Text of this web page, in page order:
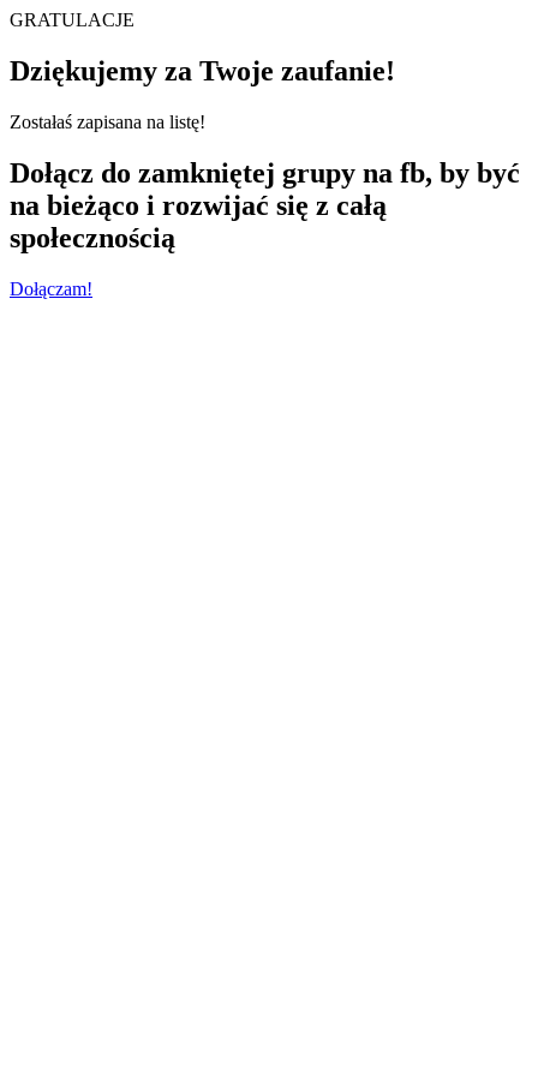
GRATULACJE
Dziękujemy za Twoje zaufanie!
Zostałaś zapisana na listę!
Dołącz do zamkniętej grupy na fb, by być
na bieżąco i rozwijać się z całą
społecznością
Dołączam!